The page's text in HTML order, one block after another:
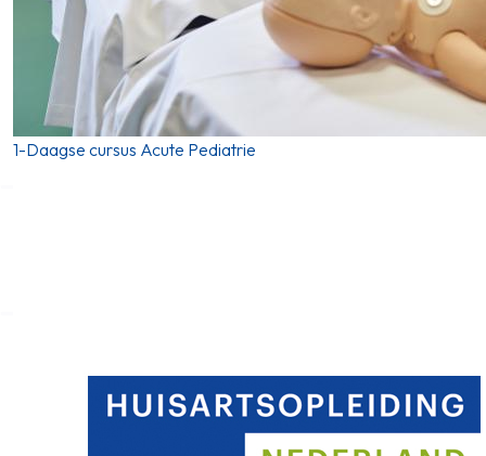
1-Daagse cursus Acute Pediatrie